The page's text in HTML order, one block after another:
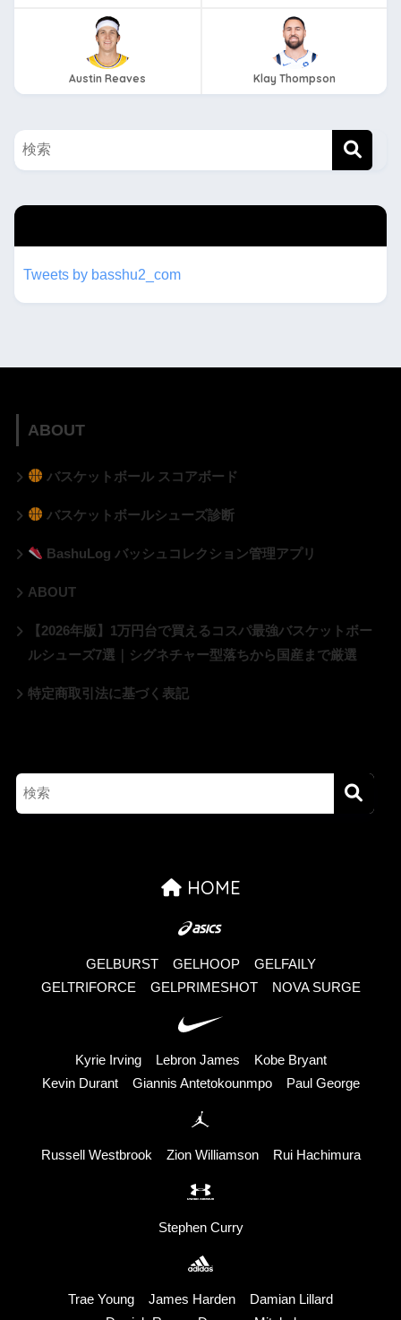
Austin Reaves Klay Thompson
Tweets by basshu2_com
ABOUT
バスケットボール スコアボード
バスケットボールシューズ診断
BashuLog バッシュコレクション管理アプリ
ABOUT
【2026年版】1万円台で買えるコスパ最強バスケットボー
ルシューズ7選｜シグネチャー型落ちから国産まで厳選
特定商取引法に基づく表記
HOME
GELBURST GELHOOP
GELFAILY
GELTRIFORCE
GELPRIMESHOT NOVA SURGE
Kyrie Irving Lebron James
Kobe Bryant
Kevin Durant
Giannis Antetokounmpo Paul George
Russell Westbrook Zion Williamson Rui Hachimura
Stephen Curry
Trae Young James Harden
Damian Lillard